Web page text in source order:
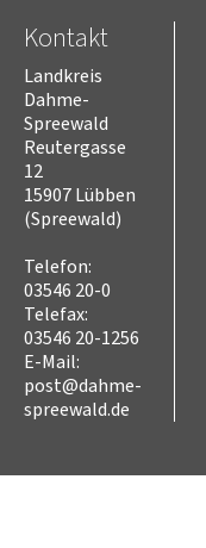
Kontakt
Landkreis
Dahme-
Spreewald
Reutergasse
12
15907 Lübben
(Spreewald)
Telefon:
03546 20-0
Telefax:
03546 20-1256
E-Mail:
post@dahme-
spreewald.de